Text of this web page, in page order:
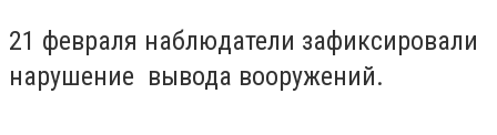
21 февраля наблюдатели зафиксировали
нарушение вывода вооружений.